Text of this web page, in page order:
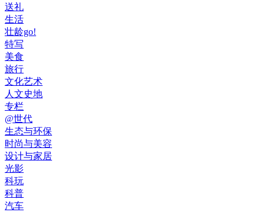
送礼
生活
壮龄go!
特写
美食
旅行
文化艺术
人文史地
专栏
@世代
生态与环保
时尚与美容
设计与家居
光影
科玩
科普
汽车